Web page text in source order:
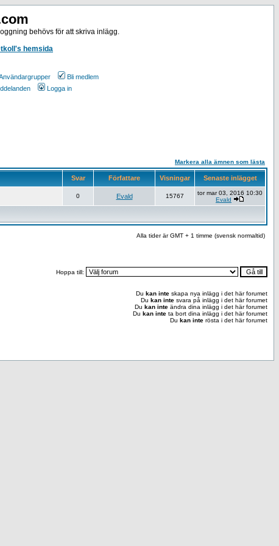
behövs för att skriva inlägg.
hemsida
Bli medlem
Logga in
Markera alla ämnen som lästa
Svar Författare Visningar Senaste inlägget
0 Evald 15767
tor mar 03, 2016 10:30
Evald
Alla tider är GMT + 1 timme (svensk normaltid)
Hoppa till:
Du kan inte skapa nya inlägg i det här forumet
Du kan inte svara på inlägg i det här forumet
Du kan inte ändra dina inlägg i det här forumet
Du kan inte ta bort dina inlägg i det här forumet
Du kan inte rösta i det här forumet